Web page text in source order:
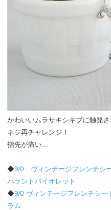
かわいいムラサキシキブに触発
ネジ再チャレンジ！
指先が痛い…
◆9/0 ヴィンテージフレンチシ
パラントバイオレット
◆9/0 ヴィンテージフレンチシ
ラム